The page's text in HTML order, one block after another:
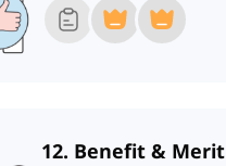
12. Benefit & Merit